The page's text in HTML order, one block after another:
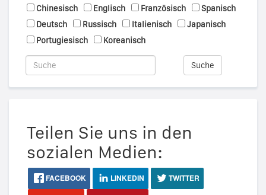
Chinesisch
Englisch Französisch
Spanisch
Deutsch
Russisch Italienisch
Japanisch
Portugiesisch
Koreanisch
Suche
Teilen Sie uns in den
sozialen Medien:
FACEBOOK LINKEDIN
TWITTER